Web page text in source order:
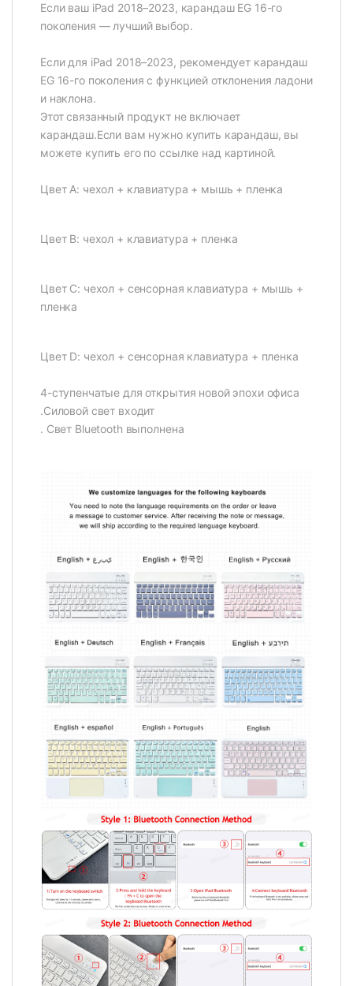
Если ваш iPad 2018–2023, карандаш EG 16-го
поколения — лучший выбор.
Если для iPad 2018–2023, рекомендует карандаш
EG 16-го поколения с функцией отклонения ладони
и наклона.
Этот связанный продукт не включает
карандаш.Если вам нужно купить карандаш, вы
можете купить его по ссылке над картиной.
Цвет А: чехол + клавиатура + мышь + пленка
Цвет B: чехол + клавиатура + пленка
Цвет C: чехол + сенсорная клавиатура + мышь +
пленка
Цвет D: чехол + сенсорная клавиатура + пленка
4-ступенчатые для открытия новой эпохи офиса
.Силовой свет входит
. Свет Bluetooth выполнена